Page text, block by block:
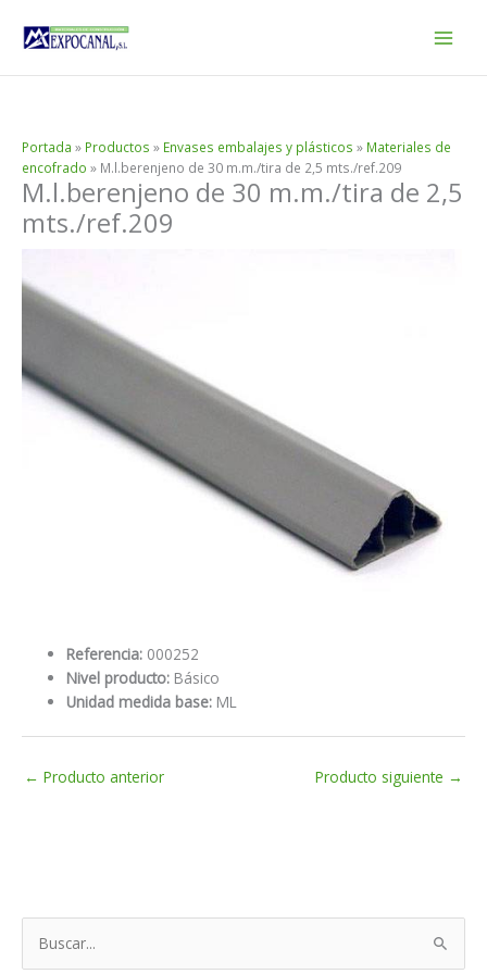
Portada » Productos » Envases embalajes y plásticos » Materiales de
encofrado » M.l.berenjeno de 30 m.m./tira de 2,5 mts./ref.209
M.l.berenjeno de 30 m.m./tira de 2,5
mts./ref.209
Referencia: 000252
Nivel producto: Básico
Unidad medida base: ML
← Producto anterior Producto siguiente →